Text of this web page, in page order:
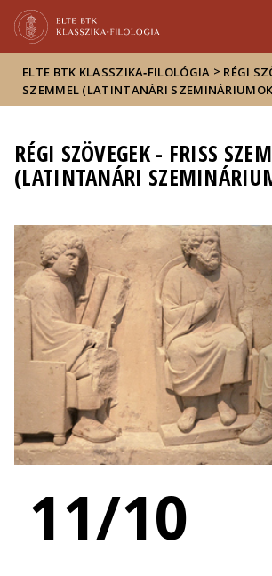
sajtóban
ELTE BTK KLASSZIKA‑FILOLÓGIA > RÉGI
SZEMMEL (LATINTANÁRI
RÉGI SZÖVEGEK - FRISS
(LATINTANÁRI
11/10